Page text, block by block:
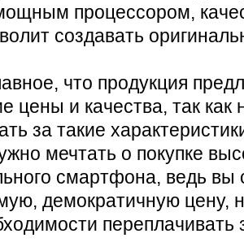
процессором,
создавать
что продукция
цены и качества, так как
за такие
мечтать о покупке
смартфона, ведь вы
демократичную цену,
переплачивать